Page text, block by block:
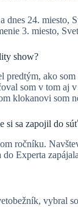
dnes 24. miesto,
3. miesto,
show?
predtým, ako
som v tom aj
klokanovi som
si sa zapojil do
ročníku.
do Experta
vybral